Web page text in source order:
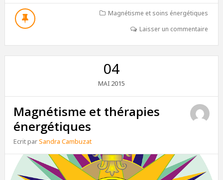
Magnétisme et soins énergétiques
Laisser un commentaire
04
MAI 2015
Magnétisme et thérapies
énergétiques
Ecrit parSandra Cambuzat